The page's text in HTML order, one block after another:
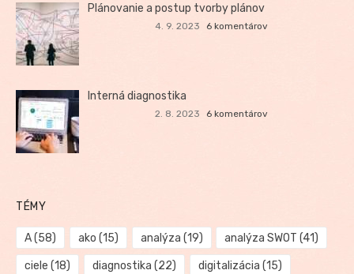
Plánovanie a postup tvorby plánov
4. 9. 2023 6 komentárov
Interná diagnostika
2. 8. 2023 6 komentárov
TÉMY
A(58) ako (15) analýza (19) analýza SWOT (41)
ciele (18) diagnostika (22) digitalizácia (15)